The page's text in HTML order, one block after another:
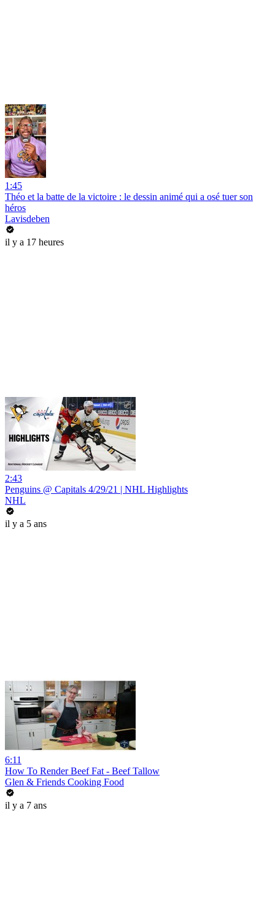
1:45
Théo et la batte de la victoire : le dessin animé qui a osé tuer son
héros
Lavisdeben
il y a 17 heures
2:43
Penguins @ Capitals 4/29/21 | NHL Highlights
NHL
il y a 5 ans
6:11
How To Render Beef Fat - Beef Tallow
Glen & Friends Cooking Food
il y a 7 ans